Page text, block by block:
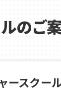
公開しま
（ドメイ
変更に関す
のご
ースクー